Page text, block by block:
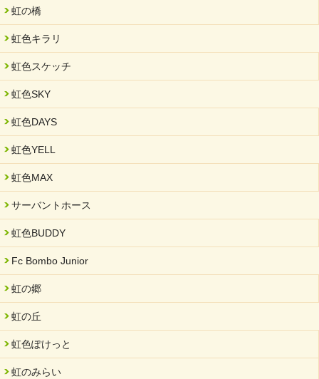
虹の橋
虹色キラリ
虹色スケッチ
虹色SKY
虹色DAYS
虹色YELL
虹色MAX
サーバントホース
虹色BUDDY
Fc Bombo Junior
虹の郷
虹の丘
虹色ぽけっと
虹のみらい